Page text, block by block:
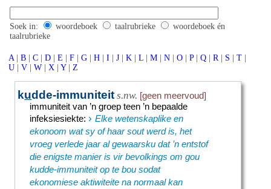
Soek in: woordeboek taalrubrieke
woordeboek én
taalrubrieke
A | B | C | D | E | F | G | H | I | J | K | L | M | N | O | P | Q | R | S | T |
U | V | W | X | Y | Z
kudde-immuniteit s.nw. [geen meervoud]
immuniteit van ’n groep teen ’n bepaalde
infeksiesiekte:› Elke wetenskaplike en
ekonoom wat sy of haar sout werd is, het
vroeg verlede jaar al gewaarsku dat ’n entstof
die enigste manier is vir bevolkings om gou
kudde-immuniteit op te bou sodat
ekonomiese aktiwiteite na normaal kan